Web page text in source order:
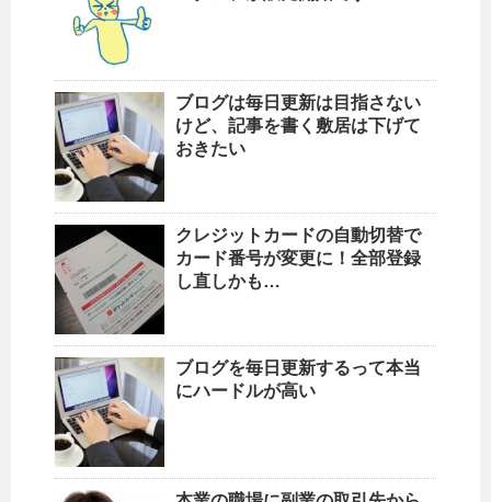
ブログは毎日更新は目指さない
けど、記事を書く敷居は下げて
おきたい
クレジットカードの自動切替で
カード番号が変更に！全部登録
し直しかも…
ブログを毎日更新するって本当
にハードルが高い